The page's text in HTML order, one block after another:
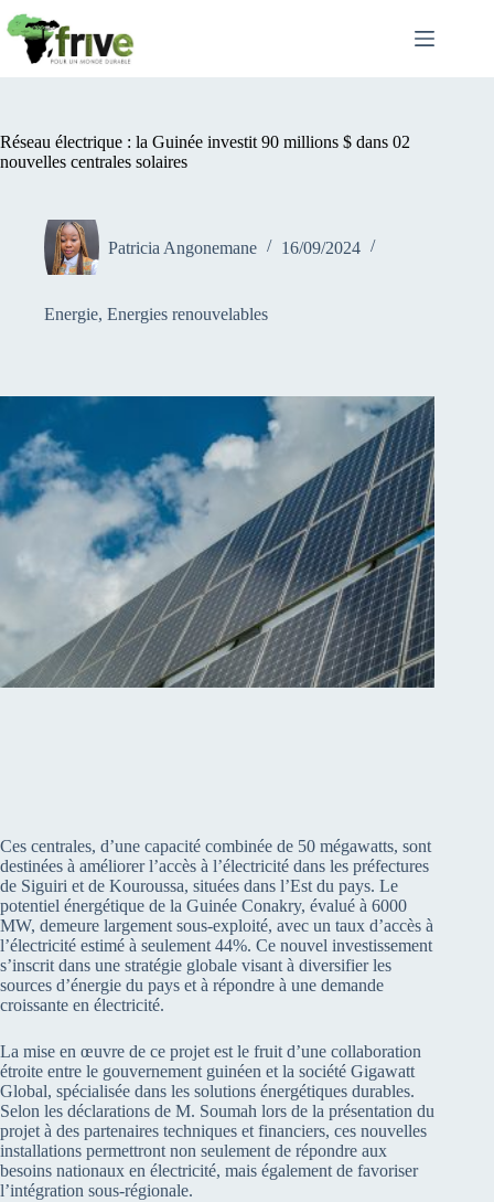
au
contenu
Réseau électrique : la Guinée investit 90 millions $ dans 02
nouvelles centrales solaires
Patricia Angonemane 16/09/2024
Energie, Energies renouvelables
Ces centrales, d’une capacité combinée de 50 mégawatts, sont
destinées à améliorer l’accès à l’électricité dans les préfectures
de Siguiri et de Kouroussa, situées dans l’Est du pays. Le
potentiel énergétique de la Guinée Conakry, évalué à 6000
MW, demeure largement sous-exploité, avec un taux d’accès à
l’électricité estimé à seulement 44%. Ce nouvel investissement
s’inscrit dans une stratégie globale visant à diversifier les
sources d’énergie du pays et à répondre à une demande
croissante en électricité.
La mise en œuvre de ce projet est le fruit d’une collaboration
étroite entre le gouvernement guinéen et la société Gigawatt
Global, spécialisée dans les solutions énergétiques durables.
Selon les déclarations de M. Soumah lors de la présentation du
projet à des partenaires techniques et financiers, ces nouvelles
installations permettront non seulement de répondre aux
besoins nationaux en électricité, mais également de favoriser
l’intégration sous-régionale.